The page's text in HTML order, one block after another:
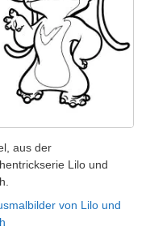
aus der
Lilo und
von Lilo und